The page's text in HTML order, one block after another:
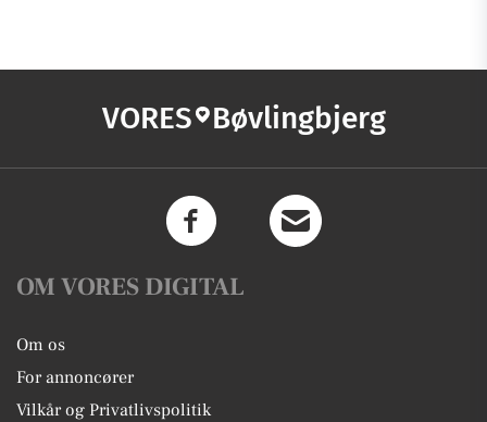
VORES Bøvlingbjerg
OM VORES DIGITAL
Om os
For annoncører
Vilkår og Privatlivspolitik